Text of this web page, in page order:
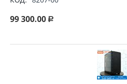
99 300.00 Р